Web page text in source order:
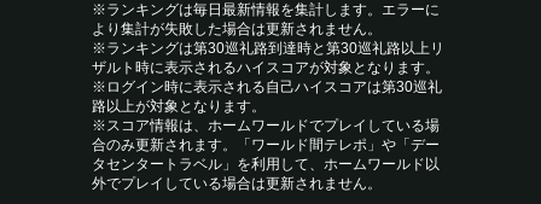
※ランキングは毎日最新情報を集計します。エラーに
より集計が失敗した場合は更新されません。
※ランキングは第30巡礼路到達時と第30巡礼路以上リ
ザルト時に表示されるハイスコアが対象となります。
※ログイン時に表示される自己ハイスコアは第30巡礼
路以上が対象となります。
※スコア情報は、ホームワールドでプレイしている場
合のみ更新されます。「ワールド間テレポ」や「デー
タセンタートラベル」を利用して、ホームワールド以
外でプレイしている場合は更新されません。